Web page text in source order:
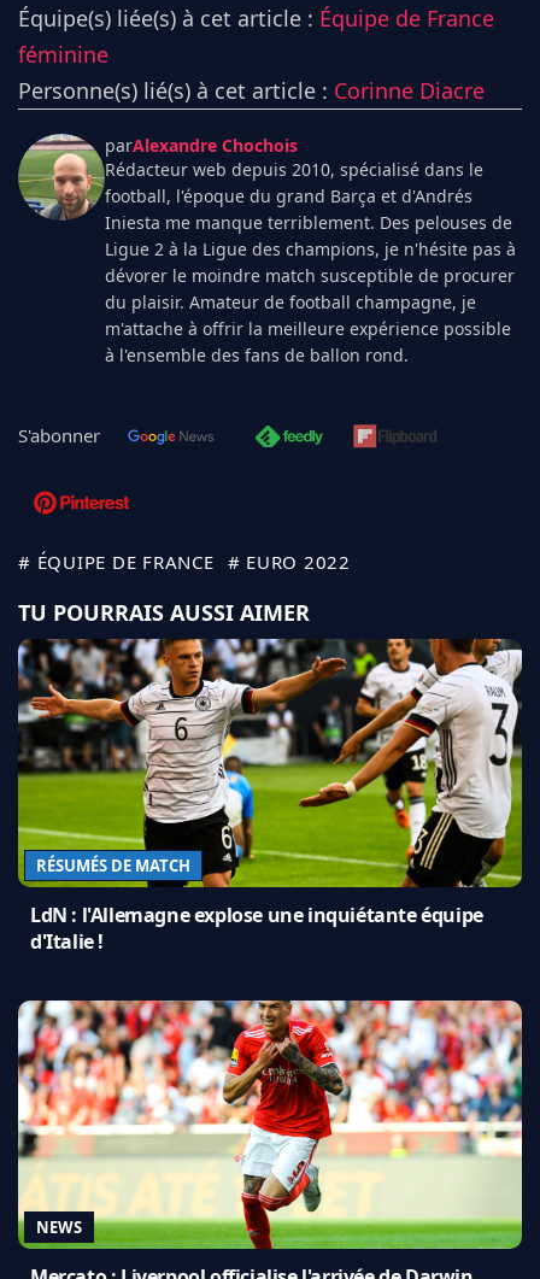
Équipe(s) liée(s) à cet article : Équipe de France
féminine
Personne(s) lié(s) à cet article : Corinne Diacre
parAlexandre Chochois
Rédacteur web depuis 2010, spécialisé dans le
football, l'époque du grand Barça et d'Andrés
Iniesta me manque terriblement. Des pelouses de
Ligue 2 à la Ligue des champions, je n'hésite pas à
dévorer le moindre match susceptible de procurer
du plaisir. Amateur de football champagne, je
m'attache à offrir la meilleure expérience possible
à l'ensemble des fans de ballon rond.
S'abonner
# ÉQUIPE DE FRANCE # EURO 2022
TU POURRAIS AUSSI AIMER
RÉSUMÉS DE MATCH
LdN : l'Allemagne explose une inquiétante équipe
d'Italie !
NEWS